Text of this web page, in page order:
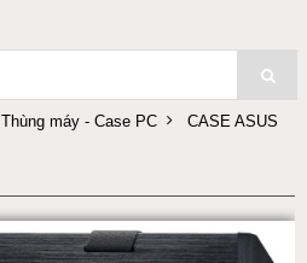
Thùng máy - Case PC CASE ASUS